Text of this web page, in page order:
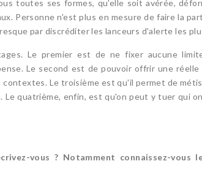
toutes ses formes, qu'elle soit avérée,
Personne n'est plus en mesure de faire la
par discréditer les lanceurs d'alerte les
Le premier est de ne fixer aucune
Le second est de pouvoir offrir une
Le troisième est qu'il permet de
Le quatrième, enfin, est qu'on peut y tuer qui
vous ? Notamment connaissez-vous